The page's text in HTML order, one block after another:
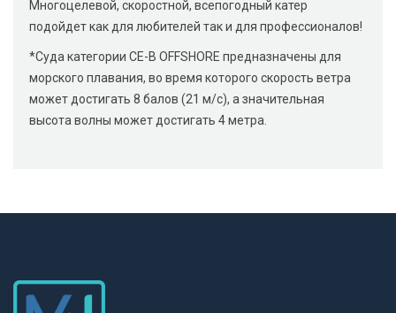
Многоцелевой, скоростной, всепогодный катер
подойдет как для любителей так и для профессионалов!
*Суда категории CE-В OFFSHORE предназначены для
морского плавания, во время которого скорость ветра
может достигать 8 балов (21 м/с), а значительная
высота волны может достигать 4 метра.